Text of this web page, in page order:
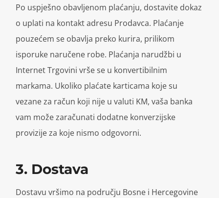
Po uspješno obavljenom plaćanju, dostavite dokaz
o uplati na kontakt adresu Prodavca. Plaćanje
pouzećem se obavlja preko kurira, prilikom
isporuke naručene robe. Plaćanja narudžbi u
Internet Trgovini vrše se u konvertibilnim
markama. Ukoliko plaćate karticama koje su
vezane za račun koji nije u valuti KM, vaša banka
vam može zaračunati dodatne konverzijske
provizije za koje nismo odgovorni.
3. Dostava
Dostavu vršimo na području Bosne i Hercegovine